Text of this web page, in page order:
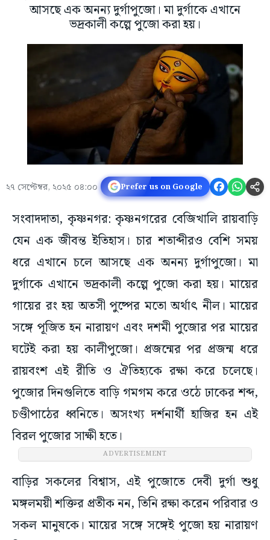
আসছে এক অনন্য দুর্গাপুজো। মা দুর্গাকে এখানে
ভদ্রকালী কল্পে পুজো করা হয়।
২৭ সেপ্টেম্বর, ২০২৫ ০৪:০০ Prefer us on Google
সংবাদদাতা, কৃষ্ণনগর: কৃষ্ণনগরের বেজিখালি রায়বাড়ি
যেন এক জীবন্ত ইতিহাস। চার শতাব্দীরও বেশি সময়
ধরে এখানে চলে আসছে এক অনন্য দুর্গাপুজো। মা
দুর্গাকে এখানে ভদ্রকালী কল্পে পুজো করা হয়। মায়ের
গায়ের রং হয় অতসী পুষ্পের মতো অর্থাৎ নীল। মায়ের
সঙ্গে পূজিত হন নারায়ণ এবং দশমী পুজোর পর মায়ের
ঘটেই করা হয় কালীপুজো। প্রজন্মের পর প্রজন্ম ধরে
রায়বংশ এই রীতি ও ঐতিহ্যকে রক্ষা করে চলেছে।
পুজোর দিনগুলিতে বাড়ি গমগম করে ওঠে ঢাকের শব্দ,
চণ্ডীপাঠের ধ্বনিতে। অসংখ্য দর্শনার্থী হাজির হন এই
বিরল পুজোর সাক্ষী হতে।
ADVERTISEMENT
বাড়ির সকলের বিশ্বাস, এই পুজোতে দেবী দুর্গা শুধু
মঙ্গলময়ী শক্তির প্রতীক নন, তিনি রক্ষা করেন পরিবার ও
সকল মানুষকে। মায়ের সঙ্গে সঙ্গেই পুজো হয় নারায়ণ